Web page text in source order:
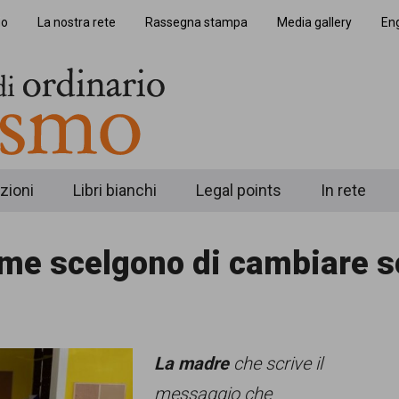
La nostra rete Rassegna stampa Media gallery
Libri bianchi Legal points In rete
scelgono di cambiare
La madreche scrive il
messaggio che